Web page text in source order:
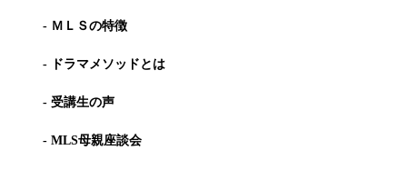
- ＭＬＳの特徴
- ドラマメソッドとは
- 受講生の声
- MLS母親座談会